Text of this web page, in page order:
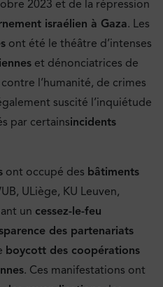
2023 et de la répression
israélien à Gaza. Les
ont été le théâtre d’intenses
et dénonciatrices de
l’humanité, de crimes
suscité l’inquiétude
par certainsincidents
ont occupé des bâtiments
ULiège, KU Leuven,
un cessez-le-feu
des partenariats
boycott des coopérations
. Ces manifestations ont